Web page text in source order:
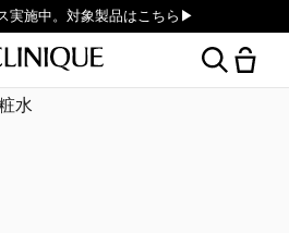
実施中。対象製品はこちら▶︎
水